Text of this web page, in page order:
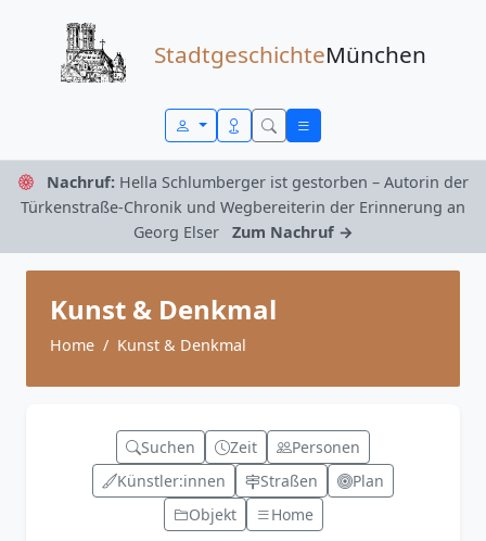
StadtgeschichteMünchen
Nachruf: Hella Schlumberger ist gestorben – Autorin der
Türkenstraße-Chronik und Wegbereiterin der Erinnerung an
Georg Elser
Zum Nachruf →
Kunst & Denkmal
Home Kunst & Denkmal
Suchen Zeit
Personen
Künstler:innen
Straßen
Plan
Objekt
Home